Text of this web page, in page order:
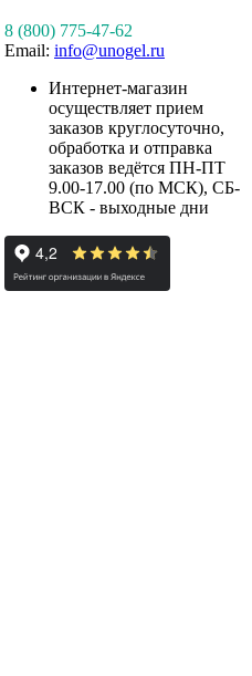
8 (800) 775-47-62
Email: info@unogel.ru
Интернет-магазин
осуществляет прием
заказов круглосуточно,
обработка и отправка
заказов ведётся ПН-ПТ
9.00-17.00 (по МСК), СБ-
ВСК - выходные дни